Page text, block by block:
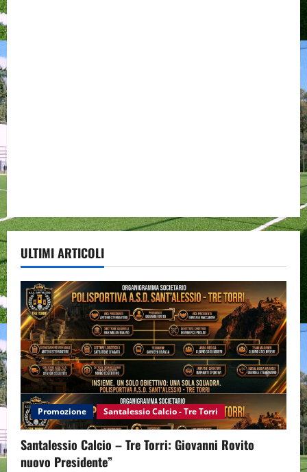
ULTIMI ARTICOLI
Promozione Santalessio Calcio - Tre Torri
Santalessio Calcio – Tre Torri: Giovanni Rovito
nuovo Presidente”